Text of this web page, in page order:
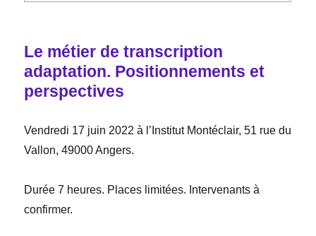
Le métier de transcription
adaptation. Positionnements et
perspectives
Vendredi 17 juin 2022 à l’Institut Montéclair, 51 rue du
Vallon, 49000 Angers.
Durée 7 heures. Places limitées. Intervenants à
confirmer.